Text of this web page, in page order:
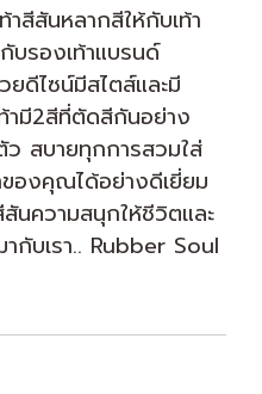
สีสันหลากสีให้กับเท้า
บรองเท้าแบรนด์
ดีไซน์มีสไตส์และมี
ามี2สีที่ตัดสีกันอย่าง
สบายทุกการสวมใส่
องคุณได้อย่างดีเยี่ยม
นความสนุกให้ชีวิตและ
กับเรา.. Rubber Soul